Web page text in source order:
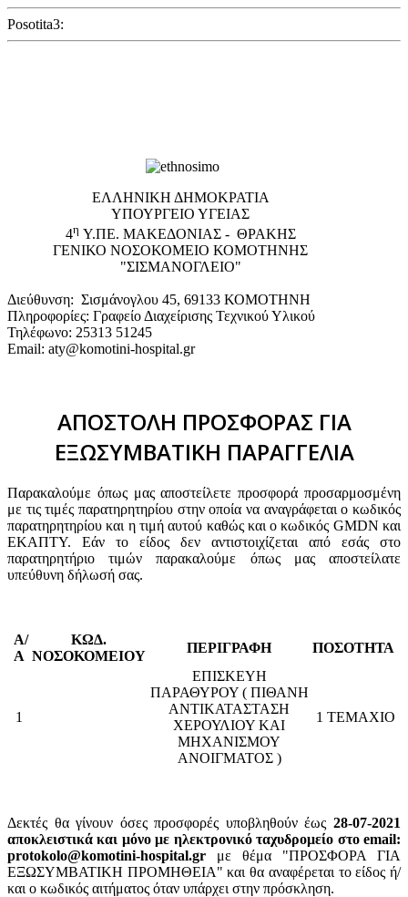
Posotita3:
EΛΛΗΝΙΚΗ ΔΗΜΟΚΡΑΤΙΑ
ΥΠΟΥΡΓΕΙΟ ΥΓΕΙΑΣ
4η Υ.ΠΕ. ΜΑΚΕΔΟΝΙΑΣ - ΘΡΑΚΗΣ
ΓΕΝΙΚΟ NΟΣΟΚΟΜΕΙΟ ΚΟΜΟΤΗΝΗΣ
"ΣΙΣΜΑΝΟΓΛΕΙΟ"
Διεύθυνση: Σισμάνογλου 45, 69133 ΚΟΜΟΤΗΝΗ
Πληροφορίες: Γραφείο Διαχείρισης Τεχνικού Υλικού
Τηλέφωνο: 25313 51245
Email: aty@komotini-hospital.gr
ΑΠΟΣΤΟΛΗ ΠΡΟΣΦΟΡΑΣ ΓΙΑ
ΕΞΩΣΥΜΒΑΤΙΚΗ ΠΑΡΑΓΓΕΛΙΑ
Παρακαλούμε όπως μας αποστείλετε προσφορά προσαρμοσμένη
με τις τιμές παρατηρητηρίου στην οποία να αναγράφεται ο κωδικός
παρατηρητηρίου και η τιμή αυτού καθώς και ο κωδικός GMDN και
ΕΚΑΠΤΥ. Εάν το είδος δεν αντιστοιχίζεται από εσάς στο
παρατηρητήριο τιμών παρακαλούμε όπως μας αποστείλατε
υπεύθυνη δήλωσή σας.
Α/
Α
ΚΩΔ.
ΝΟΣΟΚΟΜΕΙΟΥ
ΠΕΡΙΓΡΑΦΗ ΠΟΣΟΤΗΤΑ
1
ΕΠΙΣΚΕΥΗ
ΠΑΡΑΘΥΡΟΥ ( ΠΙΘΑΝΗ
ΑΝΤΙΚΑΤΑΣΤΑΣΗ
ΧΕΡΟΥΛΙΟΥ ΚΑΙ
ΜΗΧΑΝΙΣΜΟΥ
ΑΝΟΙΓΜΑΤΟΣ )
1 ΤΕΜΑΧΙΟ
Δεκτές θα γίνουν όσες προσφορές υποβληθούν έως 28-07-2021
αποκλειστικά και μόνο με ηλεκτρονικό ταχυδρομείο στο email:
protokolo@komotini-hospital.gr με θέμα "ΠΡΟΣΦΟΡΑ ΓΙΑ
ΕΞΩΣΥΜΒΑΤΙΚΗ ΠΡΟΜΗΘΕΙΑ" και θα αναφέρεται το είδος ή/
και ο κωδικός αιτήματος όταν υπάρχει στην πρόσκληση.